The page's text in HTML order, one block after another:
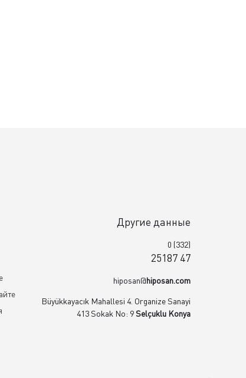
Другие данные
0 (332)
25187 47
hiposan@hiposan.com
Büyükkayacık Mahallesi 4. Organize Sanayi
413 Sokak No: 9Selçuklu Konya